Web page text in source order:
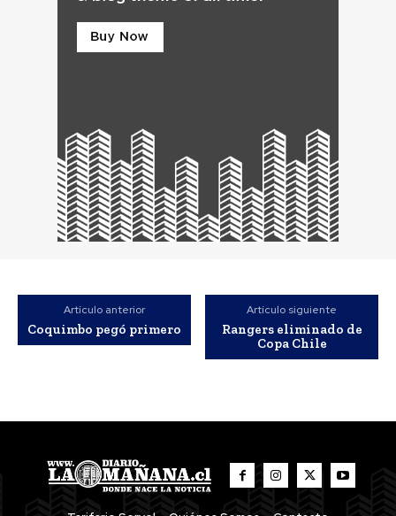
Artículo anterior
Coquimbo pegó primero
Artículo siguiente
Rangers eliminado de
Copa Chile